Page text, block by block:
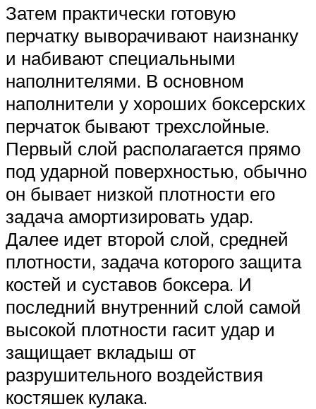
Затем практически готовую
перчатку выворачивают наизнанку
и набивают специальными
наполнителями. В основном
наполнители у хороших боксерских
перчаток бывают трехслойные.
Первый слой располагается прямо
под ударной поверхностью, обычно
он бывает низкой плотности его
задача амортизировать удар.
Далее идет второй слой, средней
плотности, задача которого защита
костей и суставов боксера. И
последний внутренний слой самой
высокой плотности гасит удар и
защищает вкладыш от
разрушительного воздействия
костяшек кулака.